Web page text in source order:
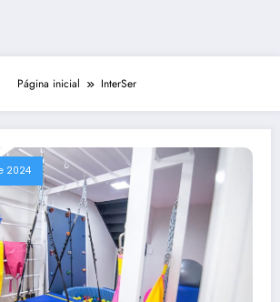
Página inicial InterSer
2024